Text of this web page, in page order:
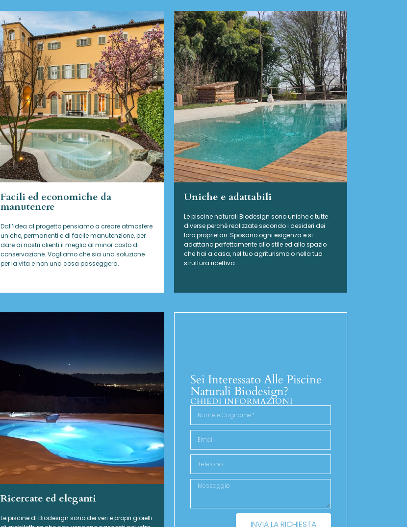
Facili ed economiche da
manutenere
Dall’idea al progetto pensiamo a creare atmosfere
uniche, permanenti e di facile manutenzione, per
dare ai nostri clienti il meglio al minor costo di
conservazione. Vogliamo che sia una soluzione
per la vita e non una cosa passeggera.
Uniche e adattabili
Le piscine naturali Biodesign sono uniche e tutte
diverse perchè realizzate secondo i desideri dei
loro proprietari. Sposano ogni esigenza e si
adattano perfettamente allo stile ed allo spazio
che hai a casa, nel tuo agriturismo o nella tua
struttura ricettiva.
Ricercate ed eleganti
Le piscine di Biodesign sono dei veri e propri gioielli
Sei Interessato Alle Piscine
Naturali Biodesign?
CHIEDI INFORMAZIONI
INVIA LA RICHIESTA